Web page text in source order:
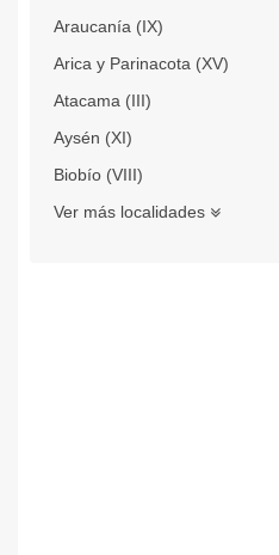
Araucanía (IX)
Arica y Parinacota (XV)
Atacama (III)
Aysén (XI)
Biobío (VIII)
Ver más localidades